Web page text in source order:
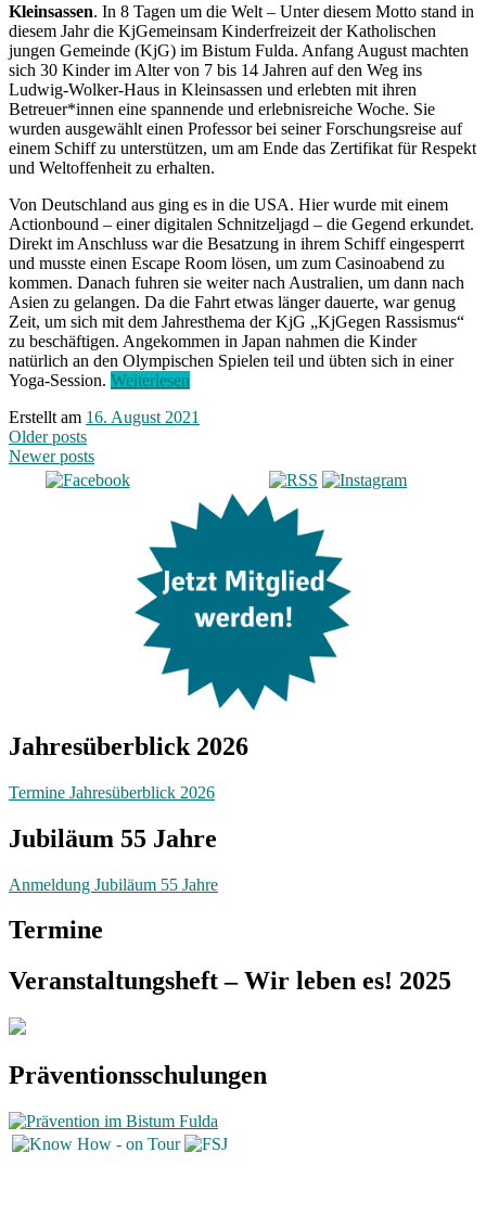
Pandemie“
Kleinsassen. In 8 Tagen um die Welt – Unter diesem Motto stand in
diesem Jahr die KjGemeinsam Kinderfreizeit der Katholischen
jungen Gemeinde (KjG) im Bistum Fulda. Anfang August machten
sich 30 Kinder im Alter von 7 bis 14 Jahren auf den Weg ins
Ludwig-Wolker-Haus in Kleinsassen und erlebten mit ihren
Betreuer*innen eine spannende und erlebnisreiche Woche. Sie
wurden ausgewählt einen Professor bei seiner Forschungsreise auf
einem Schiff zu unterstützen, um am Ende das Zertifikat für Respekt
und Weltoffenheit zu erhalten.
Von Deutschland aus ging es in die USA. Hier wurde mit einem
Actionbound – einer digitalen Schnitzeljagd – die Gegend erkundet.
Direkt im Anschluss war die Besatzung in ihrem Schiff eingesperrt
und musste einen Escape Room lösen, um zum Casinoabend zu
kommen. Danach fuhren sie weiter nach Australien, um dann nach
Asien zu gelangen. Da die Fahrt etwas länger dauerte, war genug
Zeit, um sich mit dem Jahresthema der KjG „KjGegen Rassismus“
zu beschäftigen. Angekommen in Japan nahmen die Kinder
natürlich an den Olympischen Spielen teil und übten sich in einer
Yoga-Session. Weiterlesen
Tagen
Erstellt am 16. August 2021
Posts
navigation
Older posts
Newer posts
Jahresüberblick 2026
Termine Jahresüberblick 2026
Jubiläum 55 Jahre
Anmeldung Jubiläum 55 Jahre
Termine
Veranstaltungsheft – Wir leben es! 2025
Präventionsschulungen